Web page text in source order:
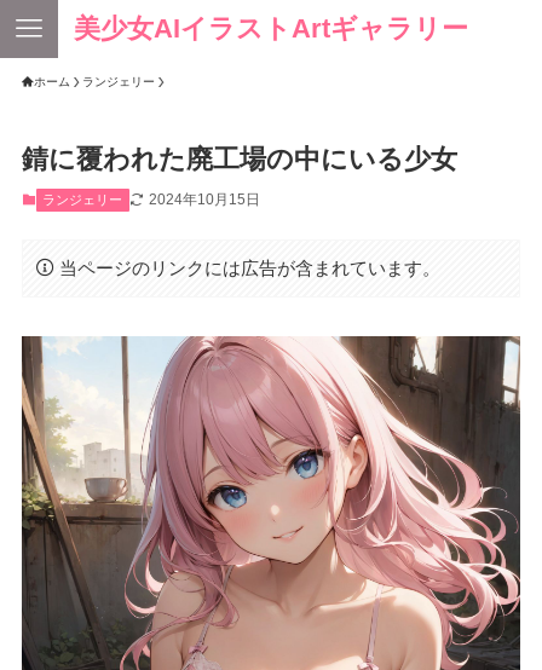
美少女AIイラストArtギャラリー
ホーム ランジェリー
錆に覆われた廃工場の中にいる少女
ランジェリー 2024年10月15日
当ページのリンクには広告が含まれています。